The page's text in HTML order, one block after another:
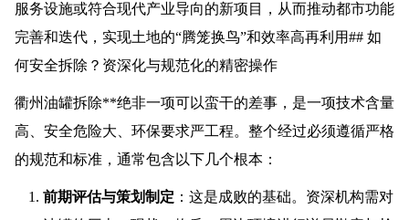
服务设施或符合现代产业导向的新项目，从而推动都市功能
完善和迭代，实现土地的“腾笼换鸟”和效率高再利用## 如
何安全拆除？资深化与规范化的精密操作
衢州油罐拆除**绝非一项可以蛮干的差事，是一项技术含量
高、安全危险大、环保要求严工程。整个经过必须遵循严格
的规范和标准，通常包含以下几个根本：
前期评估与策划制定 ：这是成败的基础。资深机构需对